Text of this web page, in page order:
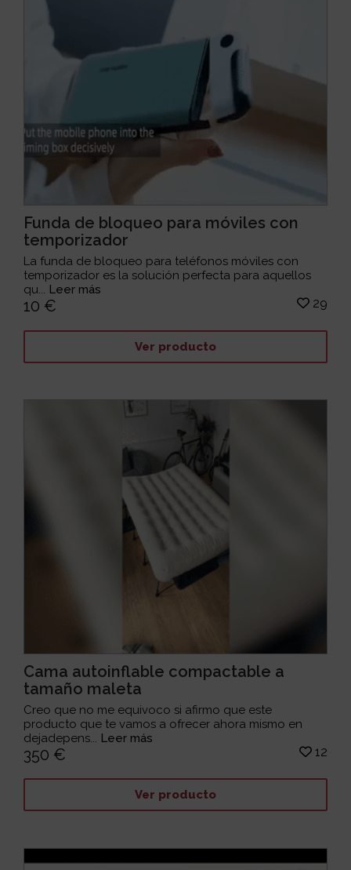
Funda de bloqueo para móviles con
temporizador
La funda de bloqueo para teléfonos móviles con
temporizador es la solución perfecta para aquellos
qu... Leer más
10 € 29
Ver producto
Cama autoinflable compactable a
tamaño maleta
Creo que no me equivoco si afirmo que este
producto que te vamos a ofrecer ahora mismo en
dejadepens... Leer más
350 € 12
Ver producto